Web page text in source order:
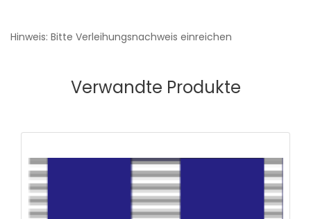
Hinweis: Bitte Verleihungsnachweis einreichen
Verwandte Produkte